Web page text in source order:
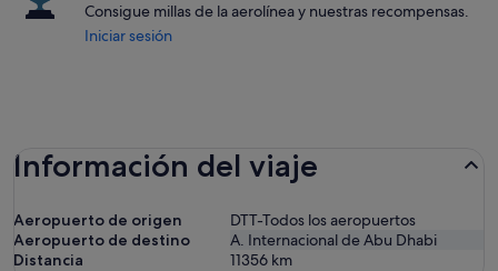
Consigue millas de la aerolínea y nuestras recompensas.
Iniciar sesión
Información del viaje
Aeropuerto de origen
DTT-Todos los aeropuertos
Aeropuerto de destino
A. Internacional de Abu Dhabi
Distancia
11356 km